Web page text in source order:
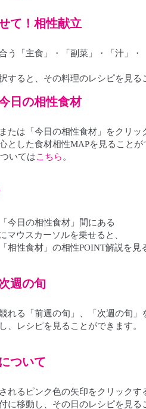
て！相性献立
う「主食」・「副菜」・「汁」・
すると、その料理のレシピを見る
日の相性食材
たは「今日の相性食材」をクリッ
とした食材相性MAPを見ることが
いてはこちら 。
今日の相性食材」間にある
マウスカーソルを乗せると、
相性食材」の相性POINT解説を
週の旬
れる「前週の旬」、「次週の旬」
、レシピを見ることができます。
ついて
れるピンク色の矢印をクリックす
に移動し、その日のレシピを見る